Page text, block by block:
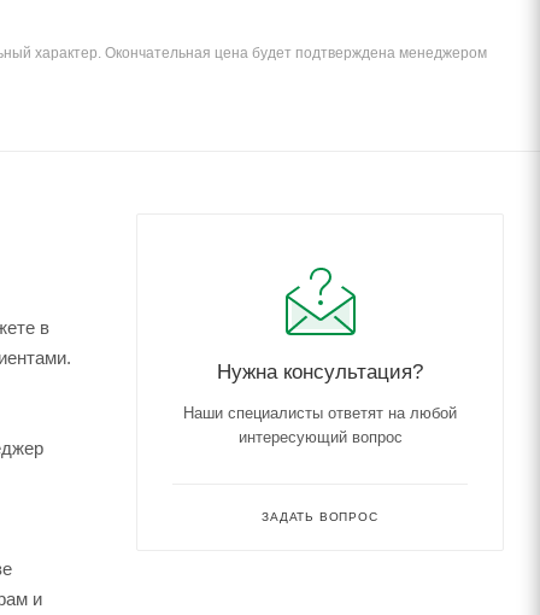
характер. Окончательная цена будет подтверждена менеджером
в
и
Нужна консультация?
Наши специалисты ответят на любой
интересующий вопрос
ЗАДАТЬ ВОПРОС